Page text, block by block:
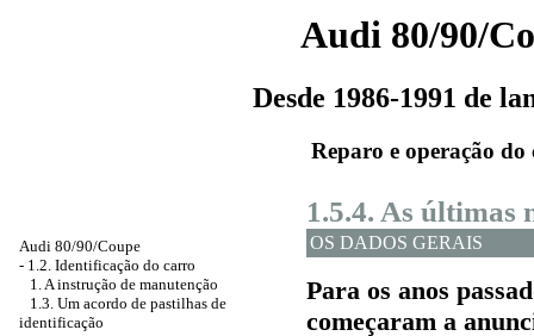
Audi 80/90/
Desde 1986-1991 de
Reparo e operação do
Audi 80/90/Coupe
- 1.2. Identificação do carro
1. A instrução de manutenção
1.3. Um acordo de pastilhas de
identificação
1.5.4. As últimas
OS DADOS GERAIS
Para os anos
começaram a